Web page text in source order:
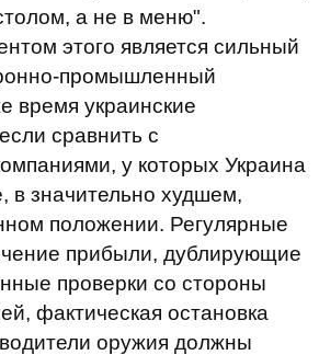
а не в меню".
этого является сильный
промышленный
время украинские
сравнить с
у которых Украина
в значительно худшем,
положении. Регулярные
прибыли, дублирующие
проверки со стороны
фактическая остановка
оружия должны